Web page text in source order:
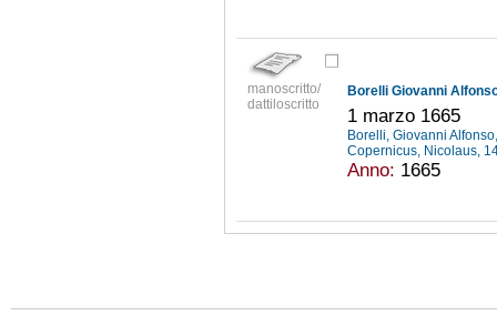
manoscritto/
dattiloscritto
Borelli Giovanni
1 marzo 1665
Borelli, Giovanni
Copernicus, Nicolaus,
Anno: 1665